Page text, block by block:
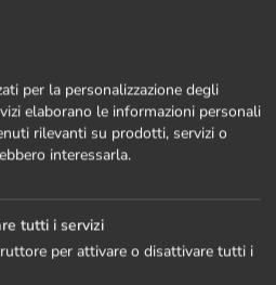
447 000
per la personalizzazione degli
elaborano le informazioni personali
rilevanti su prodotti, servizi o
interessarla.
tutti i servizi
per attivare o disattivare tutti i